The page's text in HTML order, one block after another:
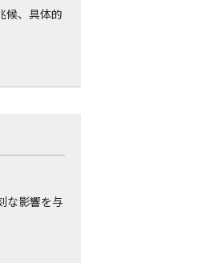
候、具体的
な影響を与